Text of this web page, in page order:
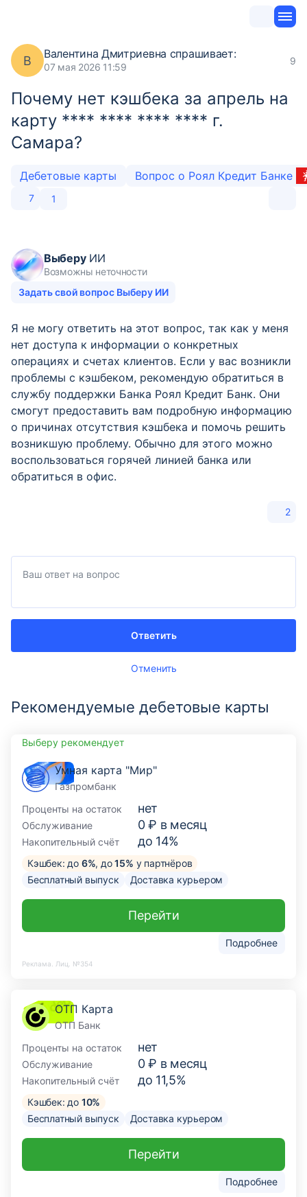
В Валентина Дмитриевна спрашивает:
07 мая 2026 11:59
9
Почему нет кэшбека за апрель на
карту **** **** **** **** г.
Самара?
Дебетовые карты Вопрос о Роял Кредит Банке
7 1
ВыберуИИ
Возможны неточности
Задать свой вопрос Выберу ИИ
Я не могу ответить на этот вопрос, так как у меня
нет доступа к информации о конкретных
операциях и счетах клиентов. Если у вас возникли
проблемы с кэшбеком, рекомендую обратиться в
службу поддержки Банка Роял Кредит Банк. Они
смогут предоставить вам подробную информацию
о причинах отсутствия кэшбека и помочь решить
возникшую проблему. Обычно для этого можно
воспользоваться горячей линией банка или
обратиться в офис.
2
Отменить
Ответить
Рекомендуемые дебетовые карты
Выберу рекомендует
Умная карта "Мир"
Газпромбанк
Проценты на остаток
нет
Обслуживание 0 ₽ в месяц
Накопительный счёт до 14%
Кэшбек: до 6%, до15% у партнёров
Бесплатный выпуск
Доставка курьером
Подробнее
Перейти
Реклама. Лиц. №354
ОТП Карта
ОТП Банк
Проценты на остаток
нет
Обслуживание 0 ₽ в месяц
Накопительный счёт до 11,5%
Кэшбек: до 10%
Бесплатный выпуск
Доставка курьером
Подробнее
Перейти